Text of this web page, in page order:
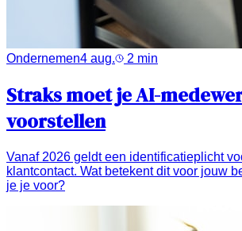
Ondernemen4 aug. 2 min
Straks moet je AI-
voorstellen
Vanaf 2026 geldt een identificatieplicht
klantcontact. Wat betekent dit voor jouw
je je voor?